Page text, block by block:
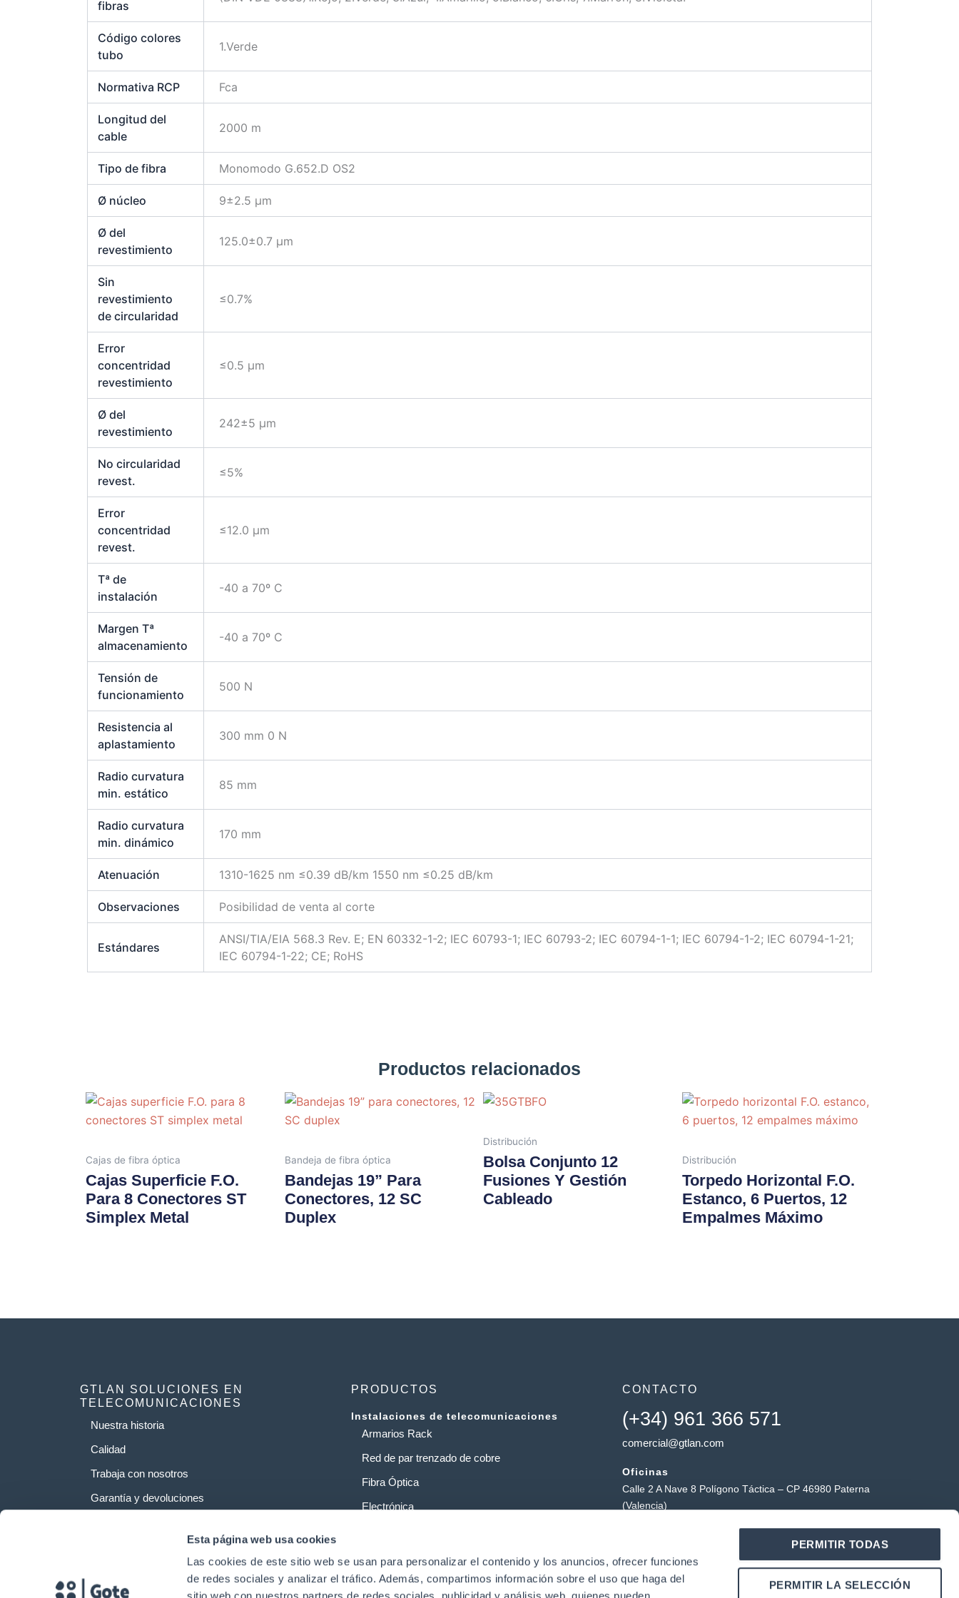
Esta página web usa cookies
Las cookies de este sitio web se usan para personalizar el contenido y los anuncios, ofrecer funciones
de redes sociales y analizar el tráfico. Además, compartimos información sobre el uso que haga del
PERMITIR TODAS
PERMITIR LA SELECCIÓN
fibras
Código colores
tubo
1.Verde
Normativa RCP Fca
Longitud del
cable
2000 m
Tipo de fibra Monomodo G.652.D OS2
Ø núcleo 9±2.5 μm
Ø del
revestimiento
125.0±0.7 μm
Sin
revestimiento
de circularidad
≤0.7%
Error
concentridad
revestimiento
≤0.5 μm
Ø del
revestimiento
242±5 μm
No circularidad
revest.
≤5%
Error
concentridad
revest.
≤12.0 μm
Tª de
instalación
-40 a 70º C
Margen Tª
almacenamiento
-40 a 70º C
Tensión de
funcionamiento
500 N
Resistencia al
aplastamiento
300 mm 0 N
Radio curvatura
min. estático
85 mm
Radio curvatura
min. dinámico
170 mm
Atenuación 1310-1625 nm ≤0.39 dB/km 1550 nm ≤0.25 dB/km
Observaciones Posibilidad de venta al corte
Estándares
ANSI/TIA/EIA 568.3 Rev. E; EN 60332-1-2; IEC 60793-1; IEC 60793-2; IEC 60794-1-1; IEC 60794-1-2; IEC 60794-1-21;
IEC 60794-1-22; CE; RoHS
Productos relacionados
Cajas de fibra óptica
Cajas Superficie F.O.
Para 8 Conectores ST
Simplex Metal
Bandeja de fibra óptica
Bandejas 19” Para
Conectores, 12 SC
Duplex
Distribución
Bolsa Conjunto 12
Fusiones Y Gestión
Cableado
Distribución
Torpedo Horizontal F.O.
Estanco, 6 Puertos, 12
Empalmes Máximo
GTLAN SOLUCIONES EN
TELECOMUNICACIONES
Nuestra historia
Calidad
Trabaja con nosotros
Garantía y devoluciones
PRODUCTOS
Instalaciones de telecomunicaciones
Armarios Rack
Red de par trenzado de cobre
Fibra Óptica
Electrónica
Centros de datos
CONTACTO
(+34) 961 366 571
comercial@gtlan.com
Oficinas
Calle 2 A Nave 8 Polígono Táctica – CP 46980 Paterna
(Valencia)
Polígono Industrial Táctica, Carrer Forners, 18, 46980
Paterna (Valencia)
Y
L